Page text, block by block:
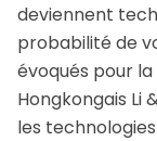
deviennent
probabilité de
évoqués pour la
Hongkongais Li
les